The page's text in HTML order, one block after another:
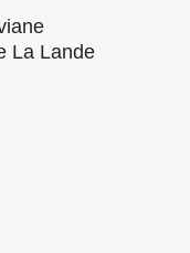
La Lande